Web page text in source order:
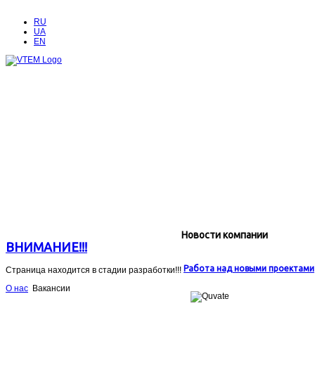
RU
UA
EN
ВНИМАНИЕ!!!
Страница находится в стадии разработки!!!
О нас Вакансии
Новости компании
Работа над новыми проектами